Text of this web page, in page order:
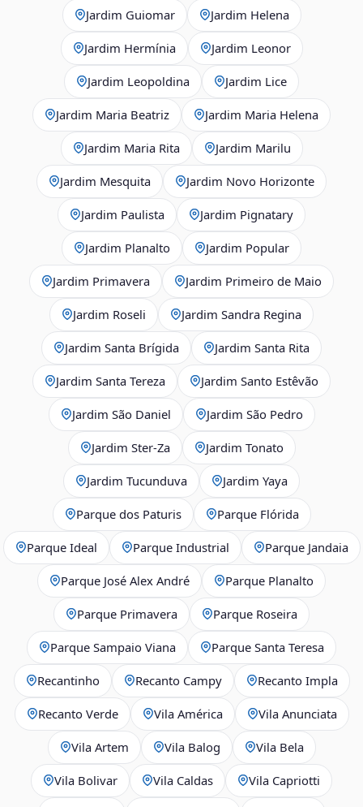
Jardim Guiomar Jardim Helena
Jardim Hermínia Jardim Leonor
Jardim Leopoldina Jardim Lice
Jardim Maria Beatriz Jardim Maria Helena
Jardim Maria Rita Jardim Marilu
Jardim Mesquita Jardim Novo Horizonte
Jardim Paulista Jardim Pignatary
Jardim Planalto Jardim Popular
Jardim Primavera Jardim Primeiro de Maio
Jardim Roseli Jardim Sandra Regina
Jardim Santa Brígida Jardim Santa Rita
Jardim Santa Tereza Jardim Santo Estêvão
Jardim São Daniel Jardim São Pedro
Jardim Ster‑Za Jardim Tonato
Jardim Tucunduva Jardim Yaya
Parque dos Paturis Parque Flórida
Parque Ideal Parque Industrial Parque Jandaia
Parque José Alex André Parque Planalto
Parque Primavera Parque Roseira
Parque Sampaio Viana Parque Santa Teresa
Recantinho Recanto Campy Recanto Impla
Recanto Verde Vila América Vila Anunciata
Vila Artem Vila Balog Vila Bela
Vila Bolivar Vila Caldas Vila Capriotti